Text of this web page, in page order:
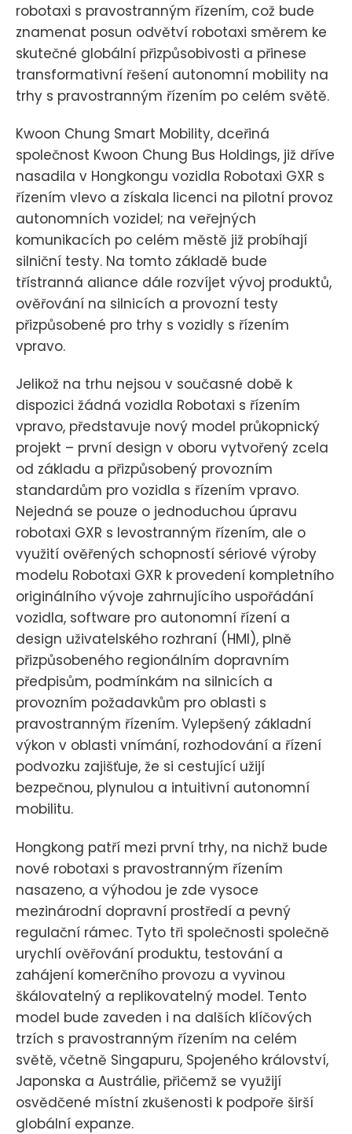
robotaxi s pravostranným řízením, což bude
znamenat posun odvětví robotaxi směrem ke
skutečné globální přizpůsobivosti a přinese
transformativní řešení autonomní mobility na
trhy s pravostranným řízením po celém světě.
Kwoon Chung Smart Mobility, dceřiná
společnost Kwoon Chung Bus Holdings, již dříve
nasadila v Hongkongu vozidla Robotaxi GXR s
řízením vlevo a získala licenci na pilotní provoz
autonomních vozidel; na veřejných
komunikacích po celém městě již probíhají
silniční testy. Na tomto základě bude
třístranná aliance dále rozvíjet vývoj produktů,
ověřování na silnicích a provozní testy
přizpůsobené pro trhy s vozidly s řízením
vpravo.
Jelikož na trhu nejsou v současné době k
dispozici žádná vozidla Robotaxi s řízením
vpravo, představuje nový model průkopnický
projekt – první design v oboru vytvořený zcela
od základu a přizpůsobený provozním
standardům pro vozidla s řízením vpravo.
Nejedná se pouze o jednoduchou úpravu
robotaxi GXR s levostranným řízením, ale o
využití ověřených schopností sériové výroby
modelu Robotaxi GXR k provedení kompletního
originálního vývoje zahrnujícího uspořádání
vozidla, software pro autonomní řízení a
design uživatelského rozhraní (HMI), plně
přizpůsobeného regionálním dopravním
předpisům, podmínkám na silnicích a
provozním požadavkům pro oblasti s
pravostranným řízením. Vylepšený základní
výkon v oblasti vnímání, rozhodování a řízení
podvozku zajišťuje, že si cestující užijí
bezpečnou, plynulou a intuitivní autonomní
mobilitu.
Hongkong patří mezi první trhy, na nichž bude
nové robotaxi s pravostranným řízením
nasazeno, a výhodou je zde vysoce
mezinárodní dopravní prostředí a pevný
regulační rámec. Tyto tři společnosti společně
urychlí ověřování produktu, testování a
zahájení komerčního provozu a vyvinou
škálovatelný a replikovatelný model. Tento
model bude zaveden i na dalších klíčových
trzích s pravostranným řízením na celém
světě, včetně Singapuru, Spojeného království,
Japonska a Austrálie, přičemž se využijí
osvědčené místní zkušenosti k podpoře širší
globální expanze.